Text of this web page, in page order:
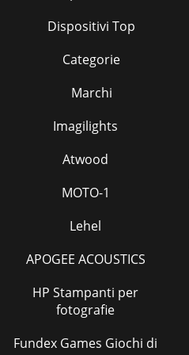
Dispositivi Top
Categorie
Marchi
Imagilights
Atwood
MOTO-1
Lehel
APOGEE ACOUSTICS
HP Stampanti per
fotografie
Fundex Games Giochi di